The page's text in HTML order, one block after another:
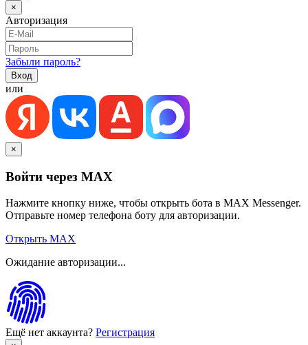
×
Авторизация
Забыли пароль?
или
×
Войти через MAX
Нажмите кнопку ниже, чтобы открыть бота в MAX Messenger.
Отправьте номер телефона боту для авторизации.
Открыть MAX
Ожидание авторизации...
Ещё нет аккаунта? Регистрация